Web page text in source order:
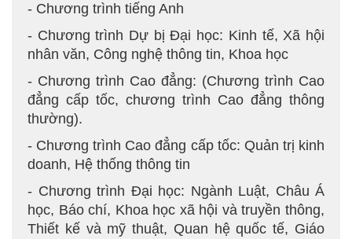
- Chương trình tiếng Anh
- Chương trình Dự bị Đại học: Kinh tế, Xã hội
nhân văn, Công nghệ thông tin, Khoa học
- Chương trình Cao đẳng: (Chương trình Cao
đẳng cấp tốc, chương trình Cao đẳng thông
thường).
- Chương trình Cao đẳng cấp tốc: Quản trị kinh
doanh, Hệ thống thông tin
- Chương trình Đại học: Ngành Luật, Châu Á
học, Báo chí, Khoa học xã hội và truyền thông,
Thiết kế và mỹ thuật, Quan hệ quốc tế, Giáo